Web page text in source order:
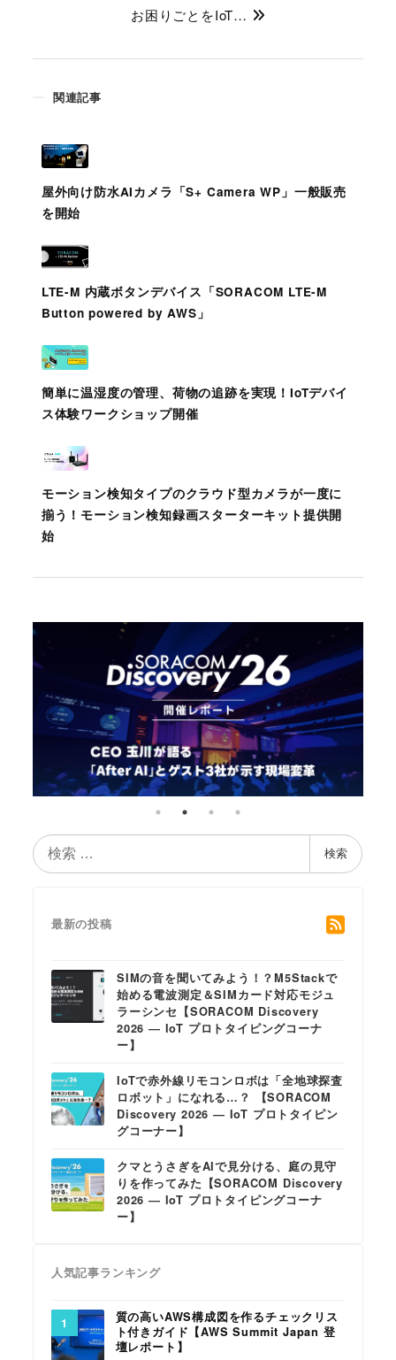
関連記事
屋外向け防水AIカメラ「S+ Camera WP」一般販売
を開始
LTE-M 内蔵ボタンデバイス「SORACOM LTE-M
Button powered by AWS」
簡単に温湿度の管理、荷物の追跡を実現！IoTデバイ
ス体験ワークショップ開催
モーション検知タイプのクラウド型カメラが一度に
揃う！モーション検知録画スターターキット提供開
始
お困りごとをIoT…
検
索
検索
最新の投稿
SIMの音を聞いてみよう！？M5Stackで
始める電波測定＆SIMカード対応モジュ
ラーシンセ【SORACOM Discovery
2026 ― IoT プロトタイピングコーナ
ー】
IoTで赤外線リモコンロボは「全地球探査
ロボット」になれる…？ 【SORACOM
Discovery 2026 ― IoT プロトタイピン
グコーナー】
クマとうさぎをAIで見分ける、庭の見守
りを作ってみた【SORACOM Discovery
2026 ― IoT プロトタイピングコーナ
ー】
人気記事ランキング
質の高いAWS構成図を作るチェックリス
ト付きガイド【AWS Summit Japan 登
壇レポート】